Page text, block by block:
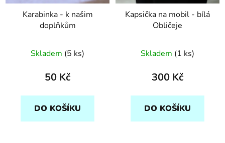
Karabinka - k našim
doplňkům
Skladem (5 ks)
50 Kč
DO KOŠÍKU
Kapsička na mobil - bílá
Obličeje
Skladem (1 ks)
300 Kč
DO KOŠÍKU